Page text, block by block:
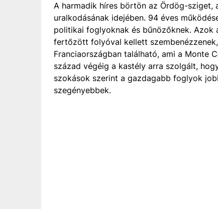
A harmadik híres börtön az Ördög-sziget,
uralkodásának idejében. 94 éves
politikai foglyoknak és bűnözőknek.
fertőzött folyóval kellett
Franciaországban található, ami a Monte
század végéig a kastély arra szolgált,
szokások szerint a gazdagabb foglyok
szegényebbek.